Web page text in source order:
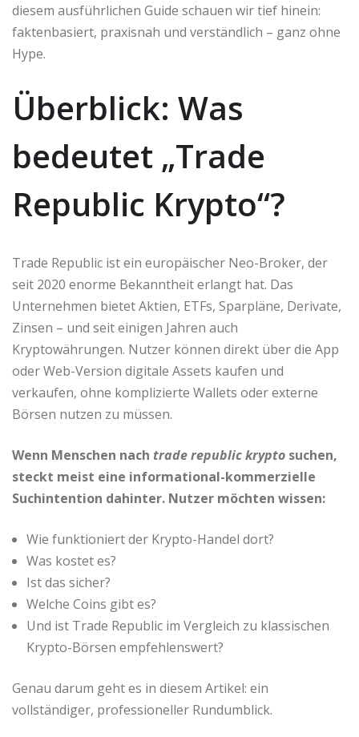
diesem ausführlichen Guide schauen wir tief hinein:
faktenbasiert, praxisnah und verständlich – ganz ohne
Hype.
Überblick: Was
bedeutet „Trade
Republic Krypto“?
Trade Republic ist ein europäischer Neo-Broker, der
seit 2020 enorme Bekanntheit erlangt hat. Das
Unternehmen bietet Aktien, ETFs, Sparpläne, Derivate,
Zinsen – und seit einigen Jahren auch
Kryptowährungen. Nutzer können direkt über die App
oder Web-Version digitale Assets kaufen und
verkaufen, ohne komplizierte Wallets oder externe
Börsen nutzen zu müssen.
Wenn Menschen nach trade republic krypto suchen,
steckt meist eine informational-kommerzielle
Suchintention dahinter. Nutzer möchten wissen:
Wie funktioniert der Krypto-Handel dort?
Was kostet es?
Ist das sicher?
Welche Coins gibt es?
Und ist Trade Republic im Vergleich zu klassischen
Krypto-Börsen empfehlenswert?
Genau darum geht es in diesem Artikel: ein
vollständiger, professioneller Rundumblick.